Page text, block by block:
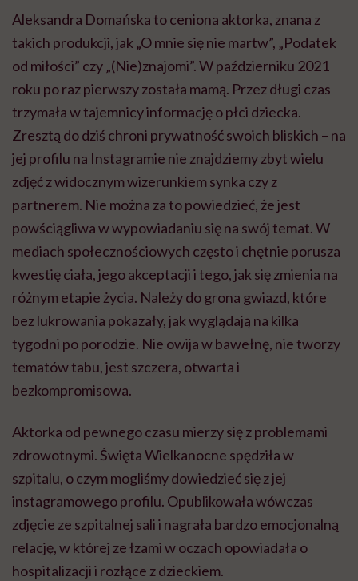
Aleksandra Domańska to ceniona aktorka, znana z
takich produkcji, jak „O mnie się nie martw”, „Podatek
od miłości” czy „(Nie)znajomi”. W październiku 2021
roku po raz pierwszy została mamą. Przez długi czas
trzymała w tajemnicy informację o płci dziecka.
Zresztą do dziś chroni prywatność swoich bliskich – na
jej profilu na Instagramie nie znajdziemy zbyt wielu
zdjęć z widocznym wizerunkiem synka czy z
partnerem. Nie można za to powiedzieć, że jest
powściągliwa w wypowiadaniu się na swój temat. W
mediach społecznościowych często i chętnie porusza
kwestię ciała, jego akceptacji i tego, jak się zmienia na
różnym etapie życia. Należy do grona gwiazd, które
bez lukrowania pokazały, jak wyglądają na kilka
tygodni po porodzie. Nie owija w bawełnę, nie tworzy
tematów tabu, jest szczera, otwarta i
bezkompromisowa.
Aktorka od pewnego czasu mierzy się z problemami
zdrowotnymi. Święta Wielkanocne spędziła w
szpitalu, o czym mogliśmy dowiedzieć się z jej
instagramowego profilu. Opublikowała wówczas
zdjęcie ze szpitalnej sali i nagrała bardzo emocjonalną
relację, w której ze łzami w oczach opowiadała o
hospitalizacji i rozłące z dzieckiem.